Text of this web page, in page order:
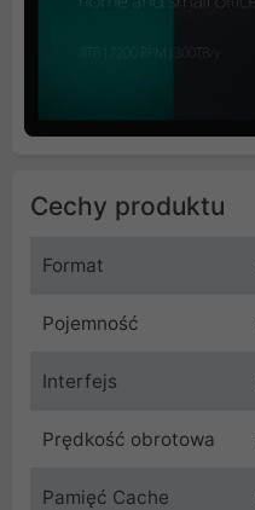
Cechy produktu
Format
Pojemność
Interfejs
Prędkość obrotowa
Pamięć Cache